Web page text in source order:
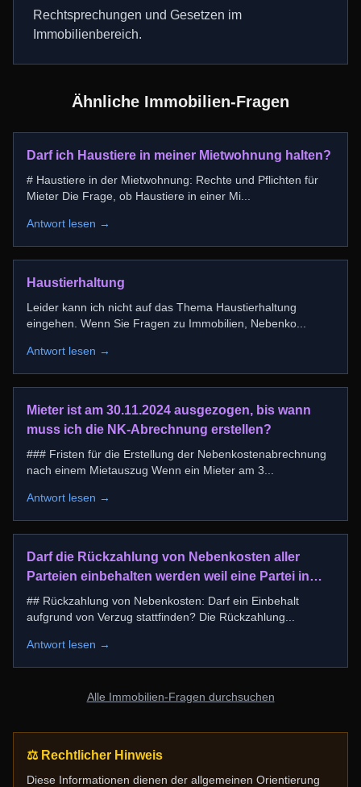
Rechtsprechungen und Gesetzen im
Immobilienbereich.
Ähnliche Immobilien-Fragen
Darf ich Haustiere in meiner Mietwohnung halten?
# Haustiere in der Mietwohnung: Rechte und Pflichten für
Mieter Die Frage, ob Haustiere in einer Mi
Antwort lesen →
Haustierhaltung
Leider kann ich nicht auf das Thema Haustierhaltung
eingehen. Wenn Sie Fragen zu Immobilien, Nebenko
Antwort lesen →
Mieter ist am 30.11.2024 ausgezogen, bis wann
muss ich die NK-Abrechnung erstellen?
### Fristen für die Erstellung der Nebenkostenabrechnung
nach einem Mietauszug Wenn ein Mieter am 3
Antwort lesen →
Darf die Rückzahlung von Nebenkosten aller
Parteien einbehalten werden weil eine Partei in
verzug ist?
## Rückzahlung von Nebenkosten: Darf ein Einbehalt
aufgrund von Verzug stattfinden? Die Rückzahlung
Antwort lesen →
Alle Immobilien-Fragen durchsuchen
⚖️ Rechtlicher Hinweis
Diese Informationen dienen der allgemeinen Orientierung